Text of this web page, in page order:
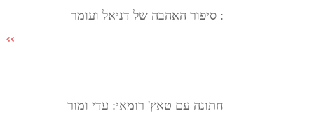
: סיפור האהבה של דניאל ועומר
חתונה עם טאץ' רומאי: עדי ומור